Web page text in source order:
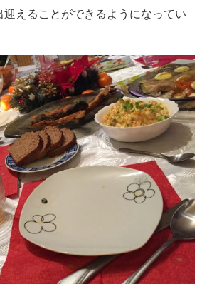
迎えることができるようになってい